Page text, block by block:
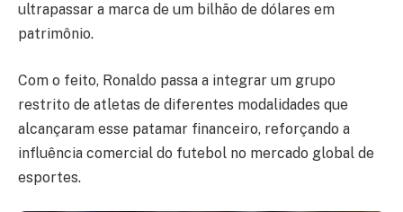
ultrapassar a marca de um bilhão de dólares em
patrimônio.
Com o feito, Ronaldo passa a integrar um grupo
restrito de atletas de diferentes modalidades que
alcançaram esse patamar financeiro, reforçando a
influência comercial do futebol no mercado global de
esportes.